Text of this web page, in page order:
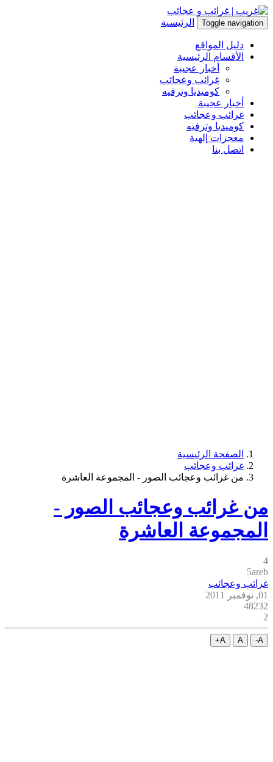
Toggle navigation الرئيسية
دليل المواقع
الأقسام الرئيسية
أخبار عجيبة
غرائب وعجائب
كوميديا وترفيه
أخبار عجيبة
غرائب وعجائب
كوميديا وترفيه
معجزات إلهية
اتصل بنا
الصفحة الرئيسية
غرائب وعجائب
من غرائب وعجائب الصور - المجموعة العاشرة
من غرائب وعجائب الصور -
المجموعة العاشرة
4
5areb
غرائب وعجائب
01, نوفمبر 2011
48232
2
A-
A
A+